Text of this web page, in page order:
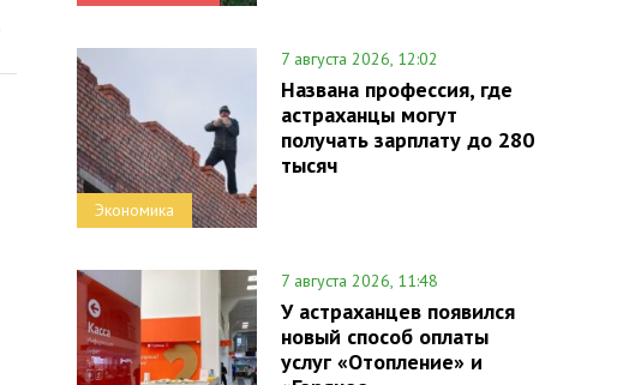
Экономика
7 августа 2026, 12:02
Названа профессия, где
астраханцы могут
получать зарплату до 280
тысяч
7 августа 2026, 11:48
У астраханцев появился
новый способ оплаты
услуг «Отопление» и